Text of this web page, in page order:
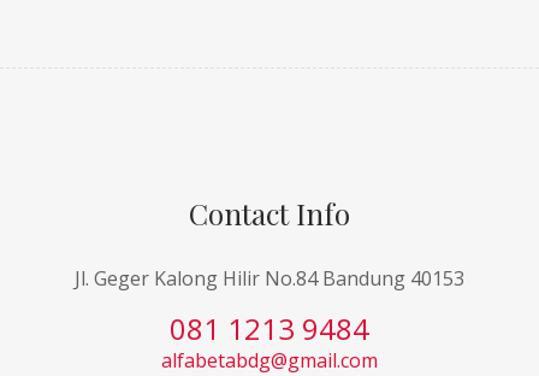
Contact Info
Jl. Geger Kalong Hilir No.84 Bandung 40153
081 1213 9484
alfabetabdg@gmail.com